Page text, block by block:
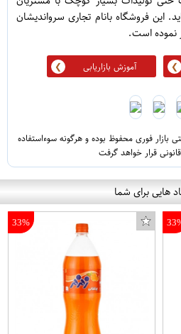
این فروشگاه بانام تجاری سرواندیشان
آموزش بازاریابی
بازار فوری محفوظ بوده و هرگونه سوءاستفاده
قرار خواهد گرفت
هایی برای شما
33%